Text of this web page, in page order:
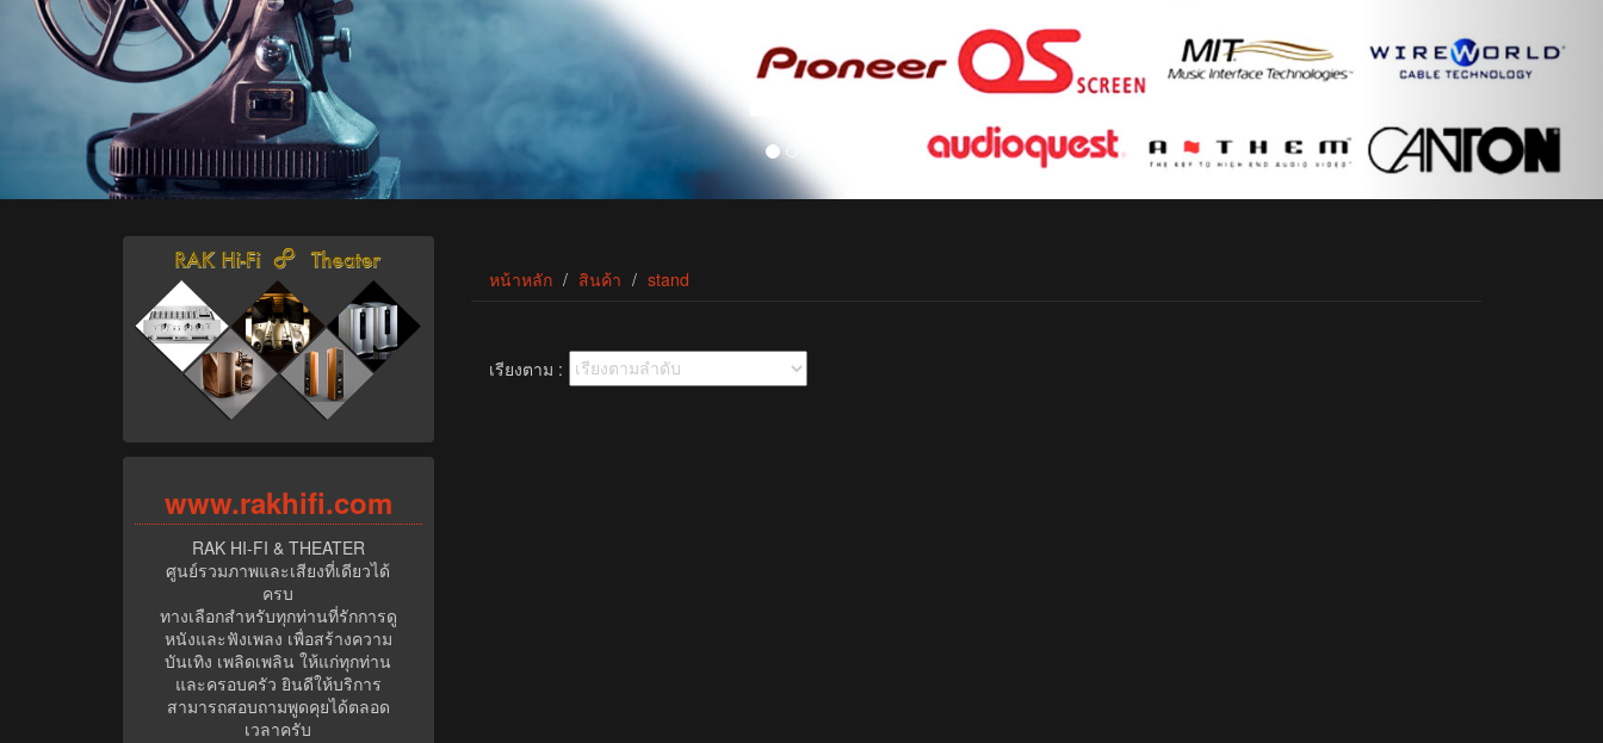
www.rakhifi.com
RAK HI-FI & THEATER
ศูนย์รวมภาพและเสียงที่เดียวได้
ครบ
ทางเลือกสำหรับทุกท่านที่รักการดู
หนังและฟังเพลง เพื่อสร้างความ
บันเทิง เพลิดเพลิน ให้แก่ทุกท่าน
และครอบครัว ยินดีให้บริการ
สามารถสอบถามพูดคุยได้ตลอด
เวลาครับ
หน้าหลัก สินค้า stand
เรียงตาม :